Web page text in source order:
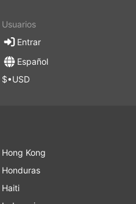
Usuarios
Entrar
Español
$•USD
Hong Kong
Honduras
Haiti